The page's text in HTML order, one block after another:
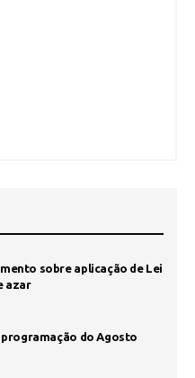
sobre aplicação de Lei
azar
do Agosto